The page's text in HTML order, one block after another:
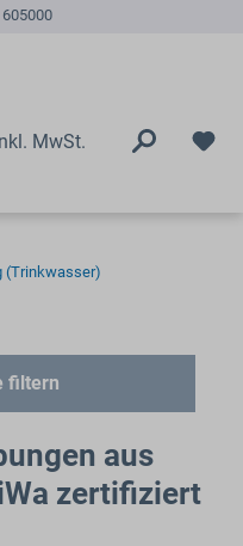
MwSt.
(Trinkwasser)
filtern
aus
zertifiziert